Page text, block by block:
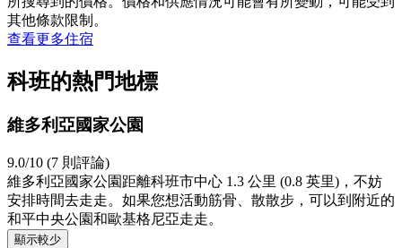
其他條款限制。
查看更多住宿
科班的熱門地標
維多利亞國家公園
9.0/10 (7 則評論)
維多利亞國家公園距離科班市中心 1.3 公里 (0.8 英里)，不妨
安排時間去走走。如果您想活動筋骨、散散步，可以到附近的
和平中央公園和歐基格尼亞走走。
顯示較少